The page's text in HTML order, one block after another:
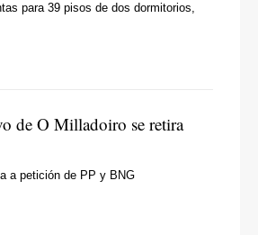
para 39 pisos de dos dormitorios,
de O Milladoiro se retira
a petición de PP y BNG